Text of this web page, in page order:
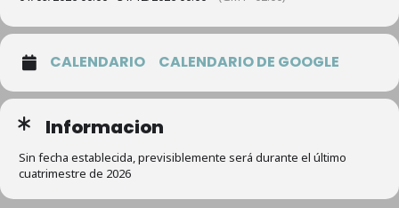
CALENDARIO CALENDARIO DE GOOGLE
Informacion
Sin fecha establecida, previsiblemente será durante el último
cuatrimestre de 2026